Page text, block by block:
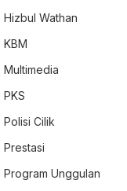
Hizbul Wathan
KBM
Multimedia
PKS
Polisi Cilik
Prestasi
Program Unggulan